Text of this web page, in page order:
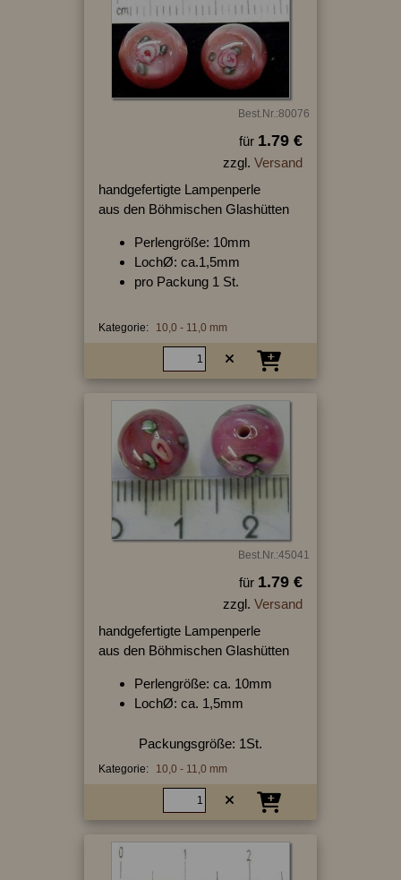
Best.Nr.:80076
für 1.79 €
zzgl. Versand
handgefertigte Lampenperle
aus den Böhmischen Glashütten
Perlengröße: 10mm
LochØ: ca.1,5mm
pro Packung 1 St.
Kategorie: 10,0 - 11,0 mm
Best.Nr.:45041
für 1.79 €
zzgl. Versand
handgefertigte Lampenperle
aus den Böhmischen Glashütten
Perlengröße: ca. 10mm
LochØ: ca. 1,5mm
Packungsgröße: 1St.
Kategorie: 10,0 - 11,0 mm